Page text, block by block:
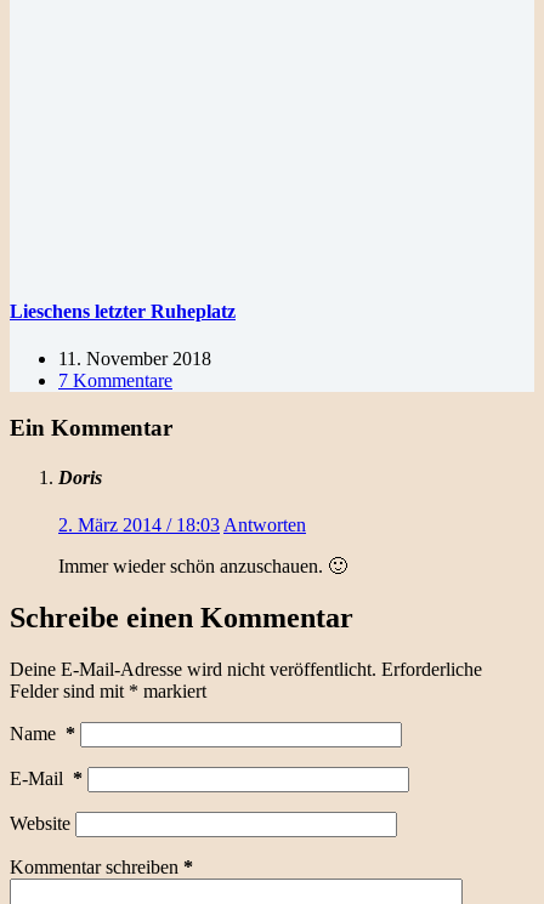
Lieschens letzter Ruheplatz
11. November 2018
7 Kommentare
Ein Kommentar
Doris
2. März 2014 / 18:03 Antworten
Immer wieder schön anzuschauen. 🙂
Schreibe einen Kommentar
Deine E-Mail-Adresse wird nicht veröffentlicht. Erforderliche
Felder sind mit * markiert
Name *
E-Mail *
Website
Kommentar schreiben *